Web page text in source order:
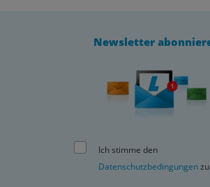
Newsletter
Ich stimme den
Datenschutzbedingungenzu